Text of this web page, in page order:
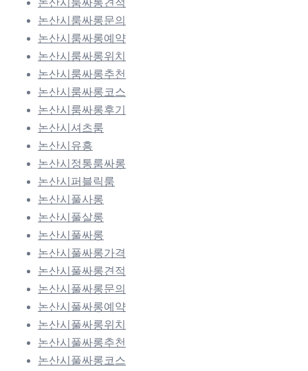
논산시룸싸롱문의
논산시룸싸롱예약
논산시룸싸롱위치
논산시룸싸롱추천
논산시룸싸롱코스
논산시룸싸롱후기
논산시셔츠룸
논산시유흥
논산시정통룸싸롱
논산시퍼블릭룸
논산시풀사롱
논산시풀살롱
논산시풀싸롱
논산시풀싸롱가격
논산시풀싸롱견적
논산시풀싸롱문의
논산시풀싸롱예약
논산시풀싸롱위치
논산시풀싸롱추천
논산시풀싸롱코스